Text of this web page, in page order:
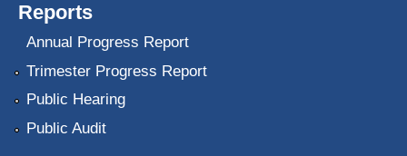
Reports
Annual Progress Report
Trimester Progress Report
Public Hearing
Public Audit